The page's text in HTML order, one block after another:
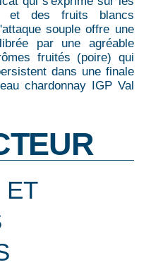
et des fruits blancs
souple offre une
par une agréable
fruités (poire) qui
dans une finale
chardonnay IGP Val
ET